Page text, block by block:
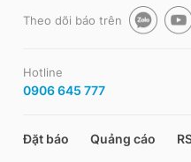
Theo dõi báo trên
Hotline
0906 645 777
Đặt báo Quảng cáo